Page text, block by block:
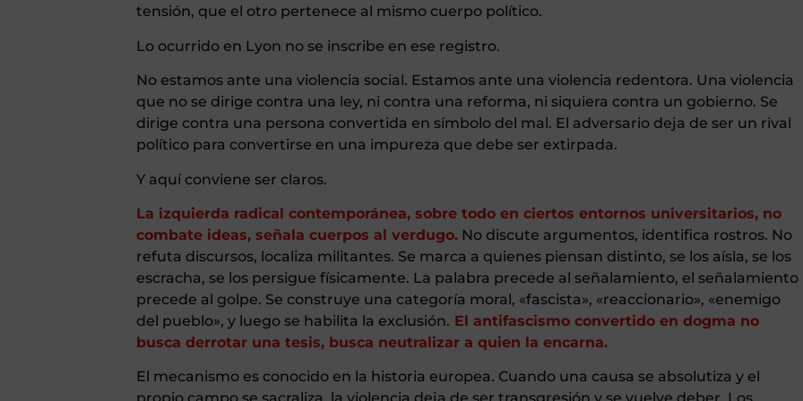
tensión, que el otro pertenece al mismo cuerpo político.
Lo ocurrido en Lyon no se inscribe en ese registro.
No estamos ante una violencia social. Estamos ante una violencia redentora. Una violencia
que no se dirige contra una ley, ni contra una reforma, ni siquiera contra un gobierno. Se
dirige contra una persona convertida en símbolo del mal. El adversario deja de ser un rival
político para convertirse en una impureza que debe ser extirpada.
Y aquí conviene ser claros.
La izquierda radical contemporánea, sobre todo en ciertos entornos universitarios, no
combate ideas, señala cuerpos al verdugo. No discute argumentos, identifica rostros. No
refuta discursos, localiza militantes. Se marca a quienes piensan distinto, se los aísla, se los
escracha, se los persigue físicamente. La palabra precede al señalamiento, el señalamiento
precede al golpe. Se construye una categoría moral, «fascista», «reaccionario», «enemigo
del pueblo», y luego se habilita la exclusión. El antifascismo convertido en dogma no
busca derrotar una tesis, busca neutralizar a quien la encarna.
El mecanismo es conocido en la historia europea. Cuando una causa se absolutiza y el